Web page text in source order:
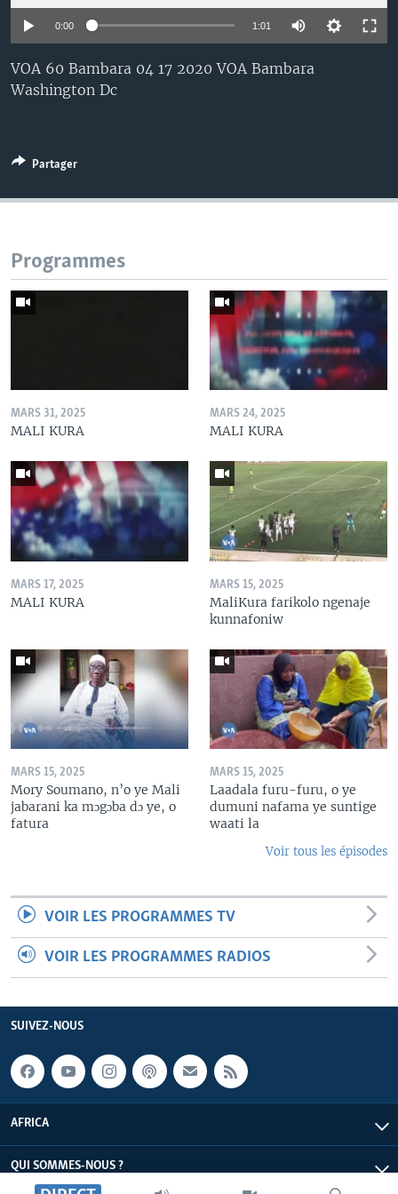
0:00 1:01
VOA 60 Bambara 04 17 2020 VOA Bambara
Washington Dc
Partager
Programmes
MARS 31, 2025
MALI KURA
MARS 24, 2025
MALI KURA
MARS 17, 2025
MALI KURA
MARS 15, 2025
MaliKura farikolo ngenaje
kunnafoniw
MARS 15, 2025
Mory Soumano, n’o ye Mali
jabarani ka mɔgɔba dɔ ye, o
fatura
MARS 15, 2025
Laadala furu-furu, o ye
dumuni nafama ye suntige
waati la
Voir tous les épisodes
VOIR LES PROGRAMMES TV
VOIR LES PROGRAMMES RADIOS
SUIVEZ-NOUS
AFRICA
QUI SOMMES-NOUS ?